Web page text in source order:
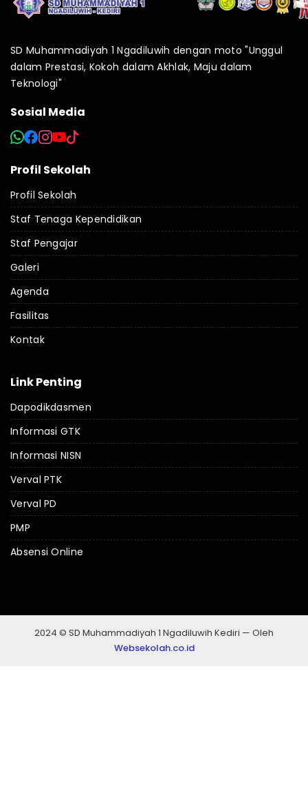
SD Muhammadiyah 1 Ngadiluwih dengan moto "Unggul
dalam Prestasi, Kokoh dalam Akhlak, Maju dalam
Teknologi"
Sosial Media
Profil Sekolah
Profil Sekolah
Staf Tenaga Kependidikan
Staf Pengajar
Galeri
Agenda
Fasilitas
Kontak
Link Penting
Dapodikdasmen
Informasi GTK
Informasi NISN
Verval PTK
Verval PD
PMP
Absensi Online
2024 © SD Muhammadiyah 1 Ngadiluwih Kediri — Oleh
Websekolah.co.id